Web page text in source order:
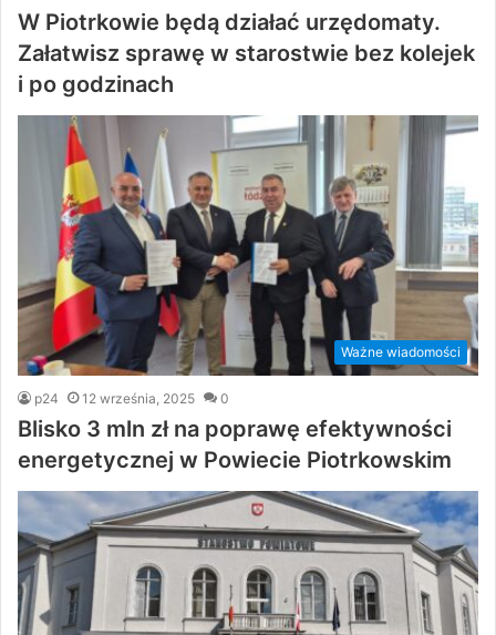
W Piotrkowie będą działać urzędomaty.
Załatwisz sprawę w starostwie bez kolejek
i po godzinach
Ważne wiadomości
p24 12 września, 2025 0
Blisko 3 mln zł na poprawę efektywności
energetycznej w Powiecie Piotrkowskim